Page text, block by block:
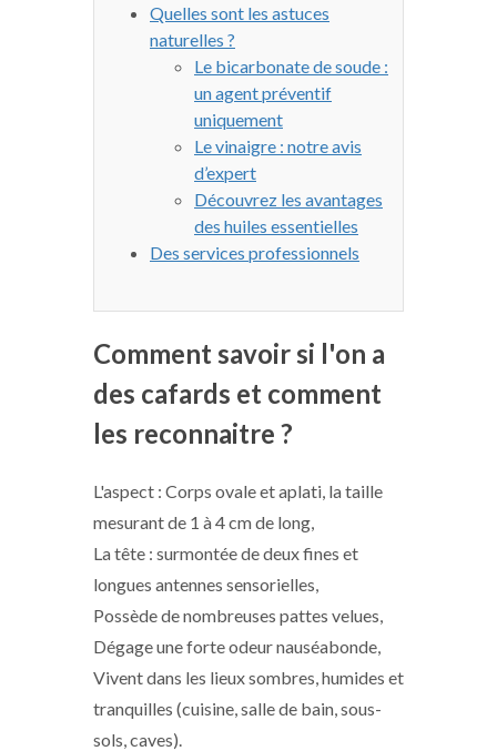
Quelles sont les astuces
naturelles ?
Le bicarbonate de soude :
un agent préventif
uniquement
Le vinaigre : notre avis
d’expert
Découvrez les avantages
des huiles essentielles
Des services professionnels
Comment savoir si l'on a
des cafards et comment
les reconnaitre ?
L'aspect : Corps ovale et aplati, la taille
mesurant de 1 à 4 cm de long,
La tête : surmontée de deux fines et
longues antennes sensorielles,
Possède de nombreuses pattes velues,
Dégage une forte odeur nauséabonde,
Vivent dans les lieux sombres, humides et
tranquilles (cuisine, salle de bain, sous-
sols, caves).